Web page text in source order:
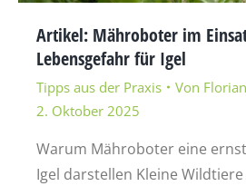
Artikel: Mähroboter im
Lebensgefahr für Igel
Tipps aus der Praxis Von
2. Oktober 2025
Warum Mähroboter eine
Igel darstellen Kleine Wildtiere